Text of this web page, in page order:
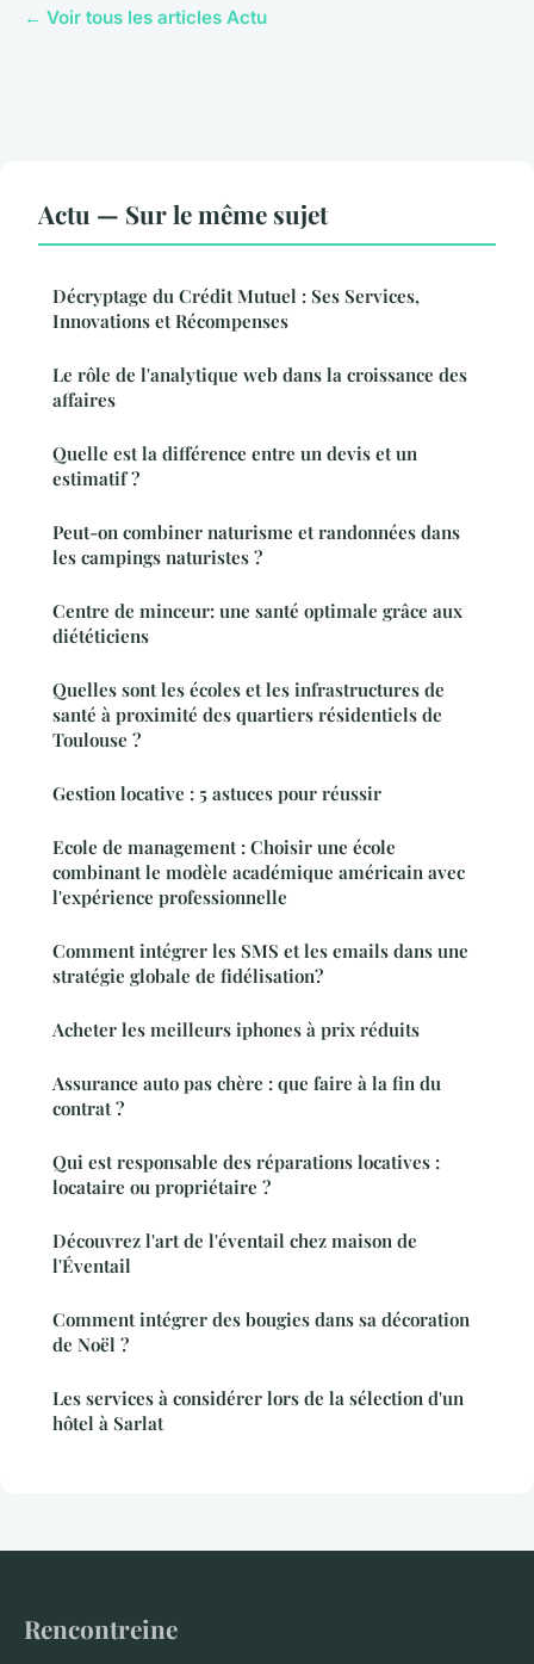
← Voir tous les articles Actu
Actu — Sur le même sujet
Décryptage du Crédit Mutuel : Ses Services,
Innovations et Récompenses
Le rôle de l'analytique web dans la croissance des
affaires
Quelle est la différence entre un devis et un
estimatif ?
Peut-on combiner naturisme et randonnées dans
les campings naturistes ?
Centre de minceur: une santé optimale grâce aux
diététiciens
Quelles sont les écoles et les infrastructures de
santé à proximité des quartiers résidentiels de
Toulouse ?
Gestion locative : 5 astuces pour réussir
Ecole de management : Choisir une école
combinant le modèle académique américain avec
l'expérience professionnelle
Comment intégrer les SMS et les emails dans une
stratégie globale de fidélisation?
Acheter les meilleurs iphones à prix réduits
Assurance auto pas chère : que faire à la fin du
contrat ?
Qui est responsable des réparations locatives :
locataire ou propriétaire ?
Découvrez l'art de l'éventail chez maison de
l'Éventail
Comment intégrer des bougies dans sa décoration
de Noël ?
Les services à considérer lors de la sélection d'un
hôtel à Sarlat
Rencontreine